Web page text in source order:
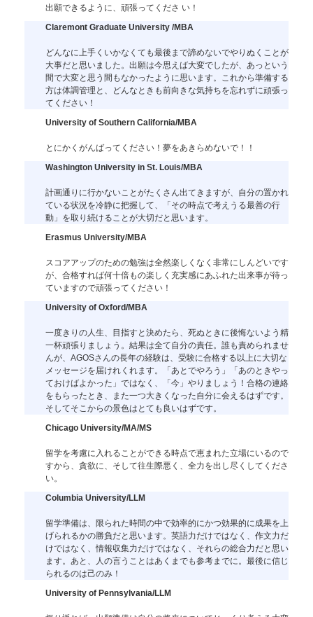
出願できるように、頑張ってくださ い！
Claremont Graduate University /MBA
どんなに上手くいかなくても最後まで諦めないでやりぬくことが
大事だと思いました。出願は今思えば大変でしたが、あっという
間で大変と思う間もなかったように思います。これから準備する
方は体調管理と、どんなときも前向きな気持ちを忘れずに頑張っ
てください！
University of Southern California/MBA
とにかくがんばってください！夢をあきらめないで！！
Washington University in St. Louis/MBA
計画通りに行かないことがたくさん出てきますが、自分の置かれ
ている状況を冷静に把握して、「その時点で考えうる最善の行
動」を取り続けることが大切だと思います。
Erasmus University/MBA
スコアアップのための勉強は全然楽しくなく非常にしんどいです
が、合格すれば何十倍もの楽しく充実感にあふれた出来事が待っ
ていますので頑張ってください！
University of Oxford/MBA
一度きりの人生、目指すと決めたら、死ぬときに後悔ないよう精
一杯頑張りましょう。結果は全て自分の責任。誰も責められませ
んが、AGOSさんの長年の経験は、受験に合格する以上に大切な
メッセージを届けれくれます。「あとでやろう」「あのときやっ
ておけばよかった」ではなく、「今」やりましょう！合格の連絡
をもらったとき、また一つ大きくなった自分に会えるはずです。
そしてそこからの景色はとても良いはずです。
Chicago University/MA/MS
留学を考慮に入れることができる時点で恵まれた立場にいるので
すから、貪欲に、そして往生際悪く、全力を出し尽くしてくださ
い。
Columbia University/LLM
留学準備は、限られた時間の中で効率的にかつ効果的に成果を上
げられるかの勝負だと思います。英語力だけではなく、作文力だ
けではなく、情報収集力だけではなく、それらの総合力だと思い
ます。あと、人の言うことはあくまでも参考までに。最後に信じ
られるのは己のみ！
University of Pennsylvania/LLM